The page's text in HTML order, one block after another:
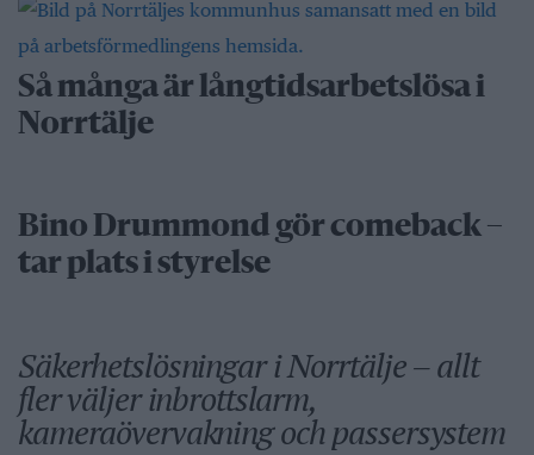
Så många är långtidsarbetslösa i
Norrtälje
Bino Drummond gör comeback –
tar plats i styrelse
Säkerhetslösningar i Norrtälje – allt
fler väljer inbrottslarm,
kameraövervakning och passersystem